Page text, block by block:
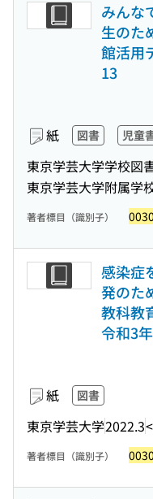
みんな
生のた
館活用
13
紙 図書 児童
東京学芸大学学校図
東京学芸大学附属学
著者標目（識別子）
感染症
発のた
教科教
令和3
紙 図書
東京学芸大学2022.3
著者標目（識別子）